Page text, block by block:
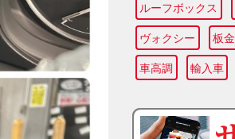
ルーフボックス
ヴォクシー 板金
車高調 輸入車